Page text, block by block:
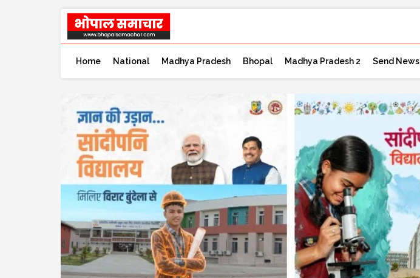
Home National Madhya Pradesh Bhopal Madhya Pradesh 2 Send News